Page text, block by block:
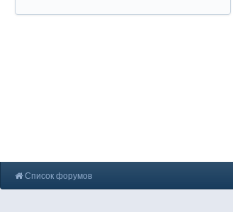
Список форумов